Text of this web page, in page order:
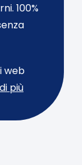
100%
web
più